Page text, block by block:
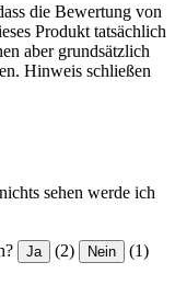
die Bewertung von
Produkt tatsächlich
aber grundsätzlich
Hinweis schließen
sehen werde ich
Ja (2) Nein (1)